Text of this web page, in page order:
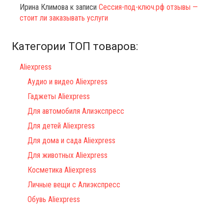
Ирина Климова к записи Сессия-под-ключ.рф отзывы —
стоит ли заказывать услуги
Категории ТОП товаров:
Aliexpress
Аудио и видео Aliexpress
Гаджеты Aliexpress
Для автомобиля Алиэкспресс
Для детей Aliexpress
Для дома и сада Aliexpress
Для животных Aliexpress
Косметика Aliexpress
Личные вещи с Алиэкспресс
Обувь Aliexpress